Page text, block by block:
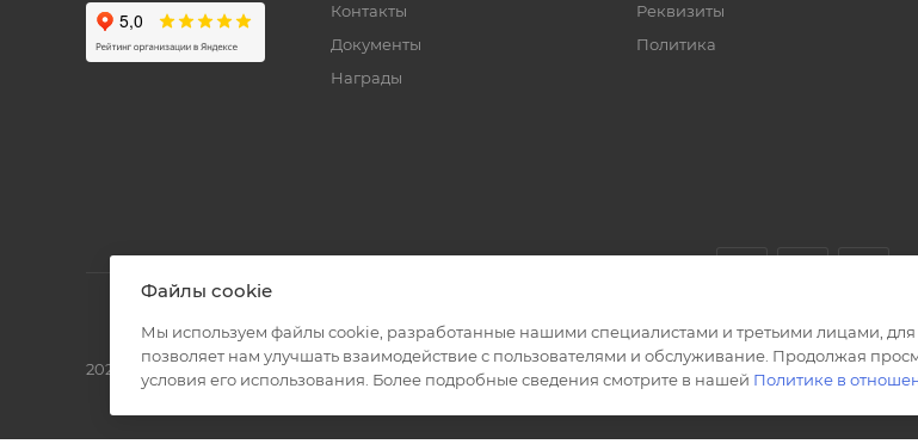
Контакты
Документы
Награды
Реквизиты
Политика
2026 © Полиграф кит - интернет-магазин
Файлы cookie
Мы используем файлы cookie, разработанные нашими специалистами и третьими лицами,
позволяет нам улучшать взаимодействие с пользователями и обслуживание. Продолжая
условия его использования. Более подробные сведения смотрите в нашей Политике в